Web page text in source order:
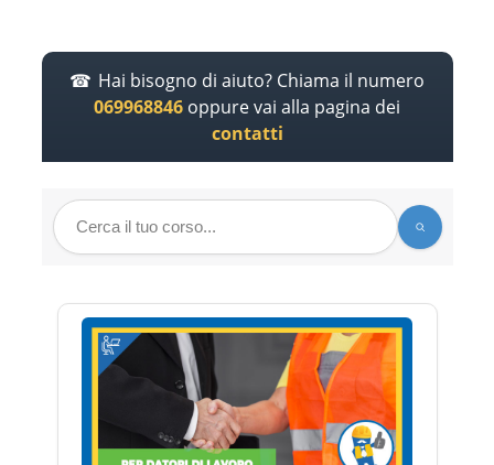
Hai bisogno di aiuto? Chiama il numero
069968846 oppure vai alla pagina dei
contatti